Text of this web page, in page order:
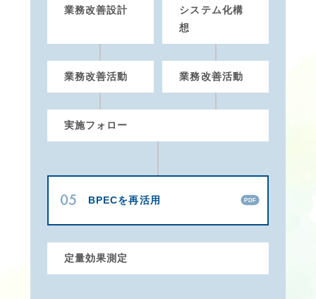
業務改善設計
システム化構
想
業務改善活動 業務改善活動
実施フォロー
05 BPECを再活用 PDF
定量効果測定